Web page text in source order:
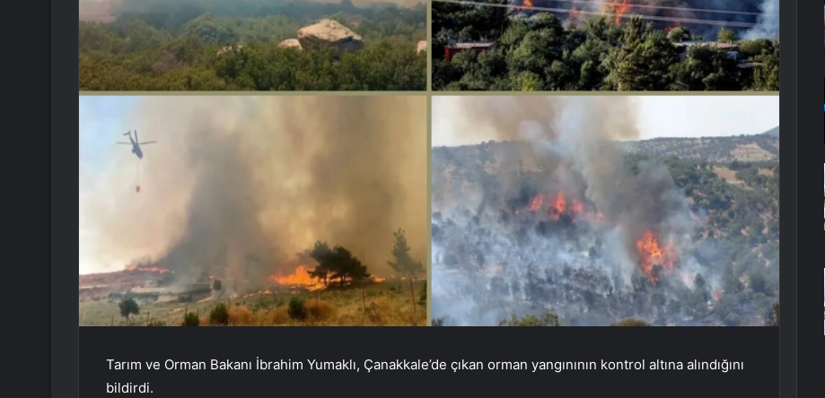
Tarım ve Orman Bakanı İbrahim Yumaklı, Çanakkale’de çıkan orman yangınının kontrol altına alındığını
bildirdi.